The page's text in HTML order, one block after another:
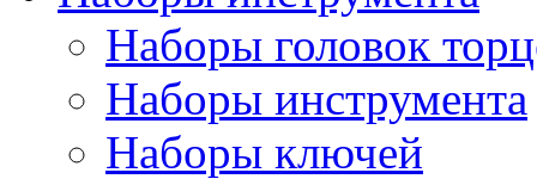
Наборы головок
Наборы инструмента
Наборы ключей